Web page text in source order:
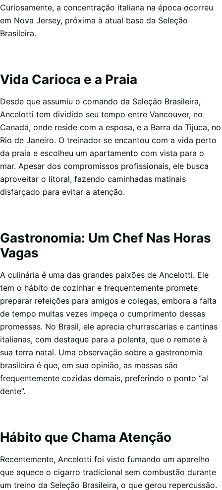
Curiosamente, a concentração italiana na época ocorreu
em Nova Jersey, próxima à atual base da Seleção
Brasileira.
Vida Carioca e a Praia
Desde que assumiu o comando da Seleção Brasileira,
Ancelotti tem dividido seu tempo entre Vancouver, no
Canadá, onde reside com a esposa, e a Barra da Tijuca, no
Rio de Janeiro. O treinador se encantou com a vida perto
da praia e escolheu um apartamento com vista para o
mar. Apesar dos compromissos profissionais, ele busca
aproveitar o litoral, fazendo caminhadas matinais
disfarçado para evitar a atenção.
Gastronomia: Um Chef Nas Horas
Vagas
A culinária é uma das grandes paixões de Ancelotti. Ele
tem o hábito de cozinhar e frequentemente promete
preparar refeições para amigos e colegas, embora a falta
de tempo muitas vezes impeça o cumprimento dessas
promessas. No Brasil, ele aprecia churrascarias e cantinas
italianas, com destaque para a polenta, que o remete à
sua terra natal. Uma observação sobre a gastronomia
brasileira é que, em sua opinião, as massas são
frequentemente cozidas demais, preferindo o ponto “al
dente”.
Hábito que Chama Atenção
Recentemente, Ancelotti foi visto fumando um aparelho
que aquece o cigarro tradicional sem combustão durante
um treino da Seleção Brasileira, o que gerou repercussão.